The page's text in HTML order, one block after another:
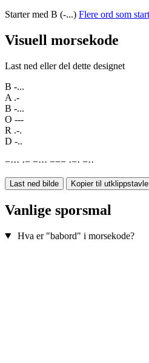
Starter med B (-...) Flere ord som
Visuell morsekode
Last ned eller del dette designet
B -...
A .-
B -...
O ---
R .-.
D -..
−··· ·− −··· −−− ·−· −··
Last ned bilde Kopier til utklippstavle
Vanlige sporsmal
Hva er "babord" i morsekode?